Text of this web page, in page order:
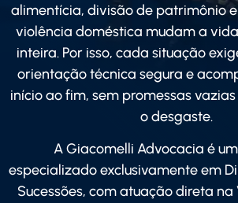
alimentícia, divisão de patrimônio
violência doméstica mudam a
inteira. Por isso, cada situação
orientação técnica segura e
início ao fim, sem promessas
o desgaste.
A Giacomelli Advocacia é
especializado exclusivamente em
Sucessões, com atuação direta